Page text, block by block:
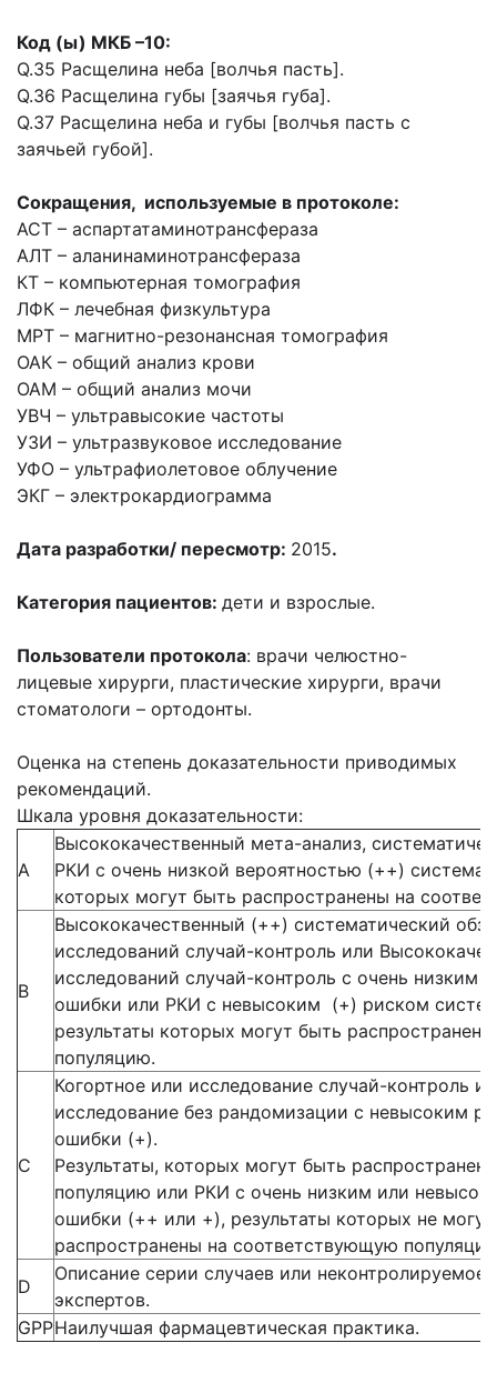
Код (ы) МКБ –10:
Q.35 Расщелина неба [волчья пасть].
Q.36 Расщелина губы [заячья губа].
Q.37 Расщелина неба и губы [волчья пасть с
заячьей губой].
Сокращения, используемые в протоколе:
ACT – аспартатаминотрансфераза
AЛT – аланинаминотрансфераза
КТ – компьютерная томография
ЛФК – лечебная физкультура
МРТ – магнитно-резонансная томография
ОАК – общий анализ крови
ОАМ – общий анализ мочи
УВЧ – ультравысокие частоты
УЗИ – ультразвуковое исследование
УФО – ультрафиолетовое облучение
ЭКГ – электрокардиограмма
Дата разработки/ пересмотр: 2015.
Категория пациентов: дети и взрослые.
Пользователи протокола: врачи челюстно-
лицевые хирурги, пластические хирурги, врачи
стоматологи – ортодонты.
Оценка на степень доказательности приводимых
рекомендаций.
Шкала уровня доказательности:
А
Высококачественный мета-анализ,
РКИ с очень низкой вероятностью (++)
которых могут быть распространены на
В
Высококачественный (++) систематический
исследований случай-контроль или
исследований случай-контроль с очень низким
ошибки или РКИ с невысоким (+) риском
результаты которых могут быть
популяцию.
С
Когортное или исследование случай-контроль
исследование без рандомизации с невысоким
ошибки (+).
Результаты, которых могут быть
популяцию или РКИ с очень низким или
ошибки (++ или +), результаты которых не
распространены на соответствующую
D
Описание серии случаев или неконтролируемое
экспертов.
GPPНаилучшая фармацевтическая практика.